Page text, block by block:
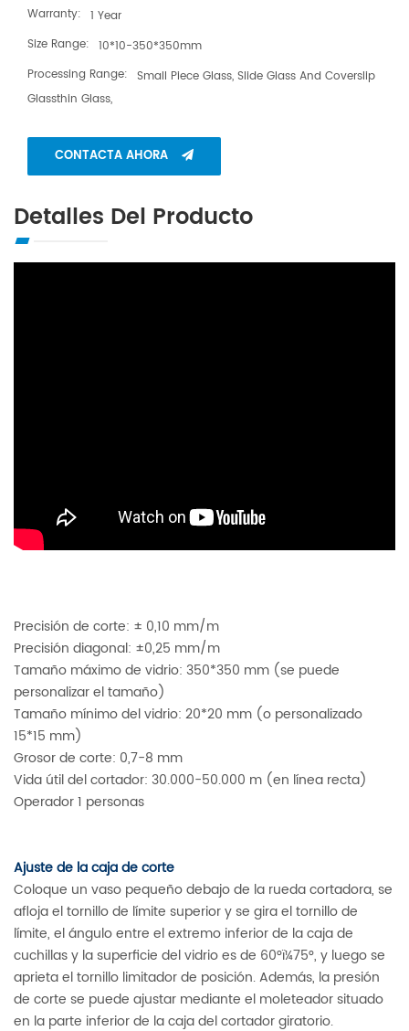
Warranty: 1 Year
Size Range: 10*10-350*350mm
Processing Range: Small Piece Glass, Slide Glass And Coverslip
Glassthin Glass,
CONTACTA AHORA
Detalles Del Producto
Precisión de corte: ± 0,10 mm/m
Precisión diagonal: ±0,25 mm/m
Tamaño máximo de vidrio: 350*350 mm (se puede
personalizar el tamaño)
Tamaño mínimo del vidrio: 20*20 mm (o personalizado
15*15 mm)
Grosor de corte: 0,7-8 mm
Vida útil del cortador: 30.000-50.000 m (en línea recta)
Operador 1 personas
Ajuste de la caja de corte
Coloque un vaso pequeño debajo de la rueda cortadora, se
afloja el tornillo de límite superior y se gira el tornillo de
límite, el ángulo entre el extremo inferior de la caja de
cuchillas y la superficie del vidrio es de 60°ï¼75°, y luego se
aprieta el tornillo limitador de posición. Además, la presión
de corte se puede ajustar mediante el moleteador situado
en la parte inferior de la caja del cortador giratorio.